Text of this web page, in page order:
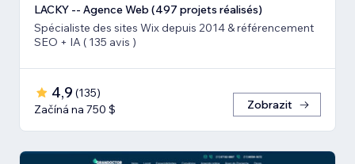
LACKY -- Agence Web (497 projets réalisés)
Spécialiste des sites Wix depuis 2014 & référencement
SEO + IA ( 135 avis )
4,9 (135)
Začíná na 750 $
Zobrazit